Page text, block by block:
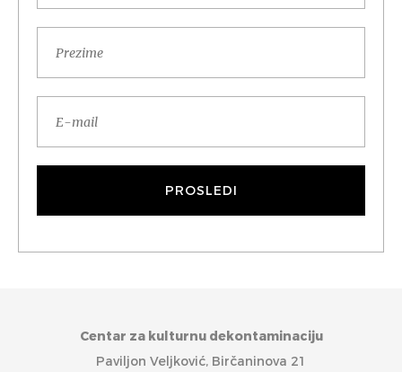
Centar za kulturnu dekontaminaciju
Paviljon Veljković, Birčaninova 21